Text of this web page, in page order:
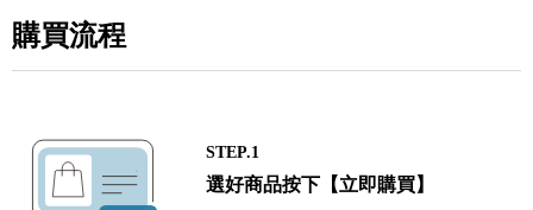
購買流程
STEP.1
選好商品按下【立即購買】